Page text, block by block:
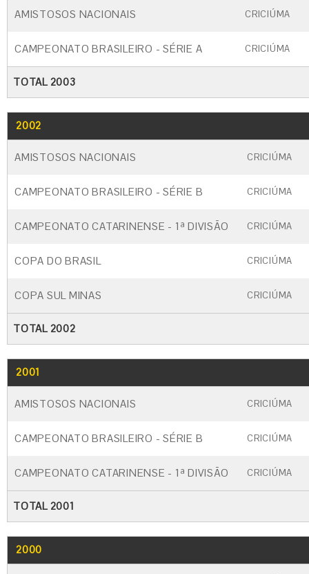
AMISTOSOS NACIONAIS CRICIÚMA
CAMPEONATO BRASILEIRO - SÉRIE A CRICIÚMA
TOTAL 2003
2002
AMISTOSOS NACIONAIS CRICIÚMA
CAMPEONATO BRASILEIRO - SÉRIE B CRICIÚMA
CAMPEONATO CATARINENSE - 1ª DIVISÃO CRICIÚMA
COPA DO BRASIL CRICIÚMA
COPA SUL MINAS CRICIÚMA
TOTAL 2002
2001
AMISTOSOS NACIONAIS CRICIÚMA
CAMPEONATO BRASILEIRO - SÉRIE B CRICIÚMA
CAMPEONATO CATARINENSE - 1ª DIVISÃO CRICIÚMA
TOTAL 2001
2000